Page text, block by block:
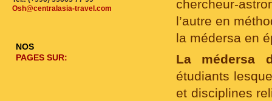
chercheur-
l’autre en
la médersa en
La médersa
étudiants
et disciplines
Osh@centralasia-travel.com
NOS
PAGES SUR: